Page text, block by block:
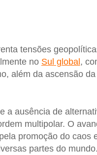
tensões
no Sul global,
além da ascensão
a ausência de
multipolar. O
promoção do caos
partes do mundo.